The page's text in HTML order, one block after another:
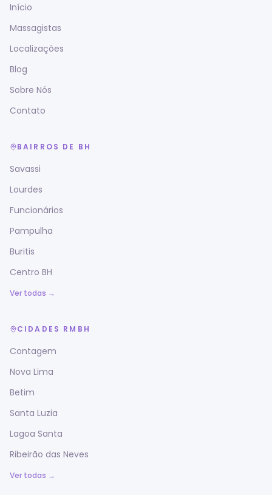
Início
Massagistas
Localizações
Blog
Sobre Nós
Contato
BAIRROS DE BH
Savassi
Lourdes
Funcionários
Pampulha
Buritis
Centro BH
Ver todas →
CIDADES RMBH
Contagem
Nova Lima
Betim
Santa Luzia
Lagoa Santa
Ribeirão das Neves
Ver todas →